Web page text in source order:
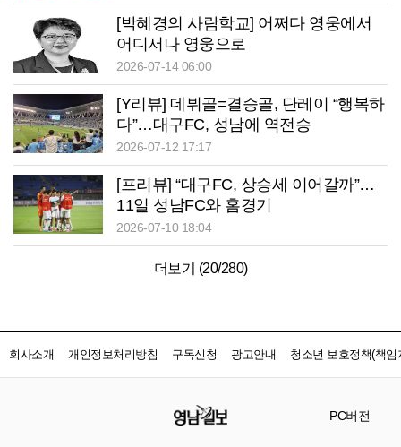
[박혜경의 사람학교] 어쩌다 영웅에서
어디서나 영웅으로
2026-07-14 06:00
[Y리뷰] 데뷔골=결승골, 단레이 “행복하
다”…대구FC, 성남에 역전승
2026-07-12 17:17
[프리뷰] “대구FC, 상승세 이어갈까”…
11일 성남FC와 홈경기
2026-07-10 18:04
더보기 (20/280)
회사소개 개인정보처리방침 구독신청 광고안내 청소년 보호정책(책임
PC버전